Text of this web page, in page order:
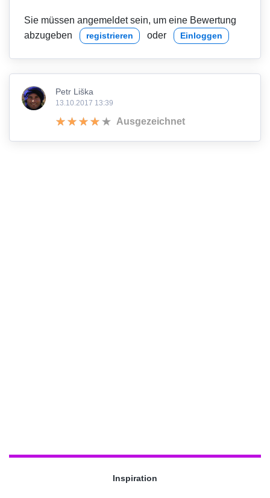
Sie müssen angemeldet sein, um eine Bewertung
abzugeben
registrieren oder Einloggen
Petr Liška
13.10.2017 13:39
Ausgezeichnet
Inspiration